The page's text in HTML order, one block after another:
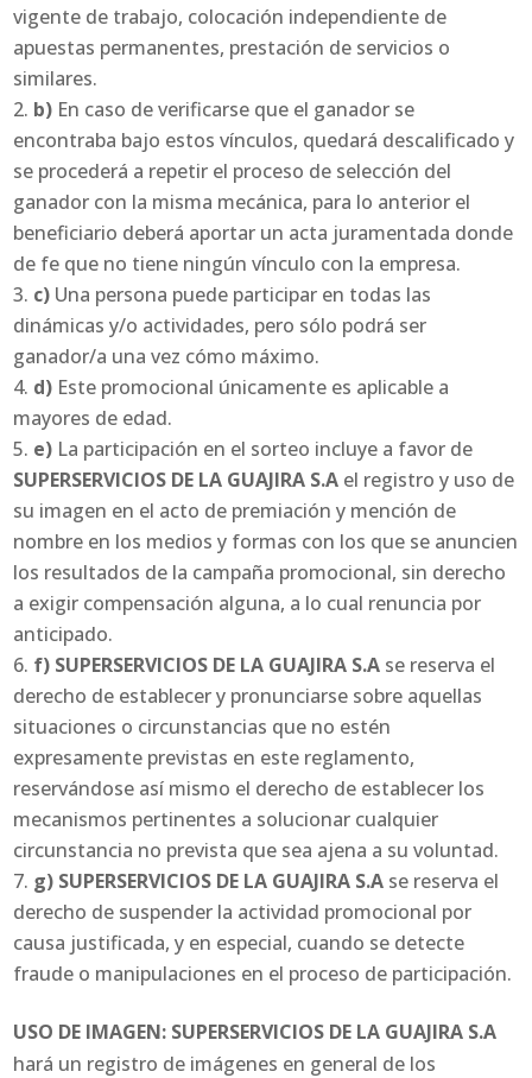
vigente de trabajo, colocación independiente de
apuestas permanentes, prestación de servicios o
similares.
b) En caso de verificarse que el ganador se
encontraba bajo estos vínculos, quedará descalificado y
se procederá a repetir el proceso de selección del
ganador con la misma mecánica, para lo anterior el
beneficiario deberá aportar un acta juramentada donde
de fe que no tiene ningún vínculo con la empresa.
c) Una persona puede participar en todas las
dinámicas y/o actividades, pero sólo podrá ser
ganador/a una vez cómo máximo.
d) Este promocional únicamente es aplicable a
mayores de edad.
e) La participación en el sorteo incluye a favor de
SUPERSERVICIOS DE LA GUAJIRA S.A el registro y uso de
su imagen en el acto de premiación y mención de
nombre en los medios y formas con los que se anuncien
los resultados de la campaña promocional, sin derecho
a exigir compensación alguna, a lo cual renuncia por
anticipado.
f) SUPERSERVICIOS DE LA GUAJIRA S.A se reserva el
derecho de establecer y pronunciarse sobre aquellas
situaciones o circunstancias que no estén
expresamente previstas en este reglamento,
reservándose así mismo el derecho de establecer los
mecanismos pertinentes a solucionar cualquier
circunstancia no prevista que sea ajena a su voluntad.
g) SUPERSERVICIOS DE LA GUAJIRA S.A se reserva el
derecho de suspender la actividad promocional por
causa justificada, y en especial, cuando se detecte
fraude o manipulaciones en el proceso de participación.
USO DE IMAGEN: SUPERSERVICIOS DE LA GUAJIRA S.A
hará un registro de imágenes en general de los